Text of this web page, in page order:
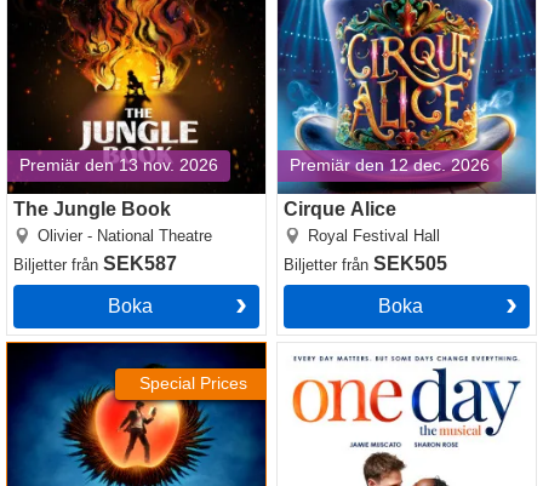
Premiär den 13 nov. 2026
The Jungle Book
Olivier - National Theatre
Biljetter från SEK587
Boka
Premiär den 12 dec. 2026
Cirque Alice
Royal Festival Hall
BiljetterfrånSEK505
Boka
Special Prices
Death Note The Musical One Day